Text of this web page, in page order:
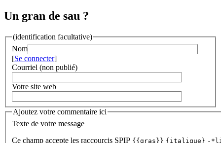
Un gran de sau ?
(identification facultative)
Nom
[Se connecter]
Courriel (non publié)
Votre site web
Ajoutez votre commentaire ici
Texte de votre message
Ce champ accepte les raccourcis SPIP {{gras}} {italique} -